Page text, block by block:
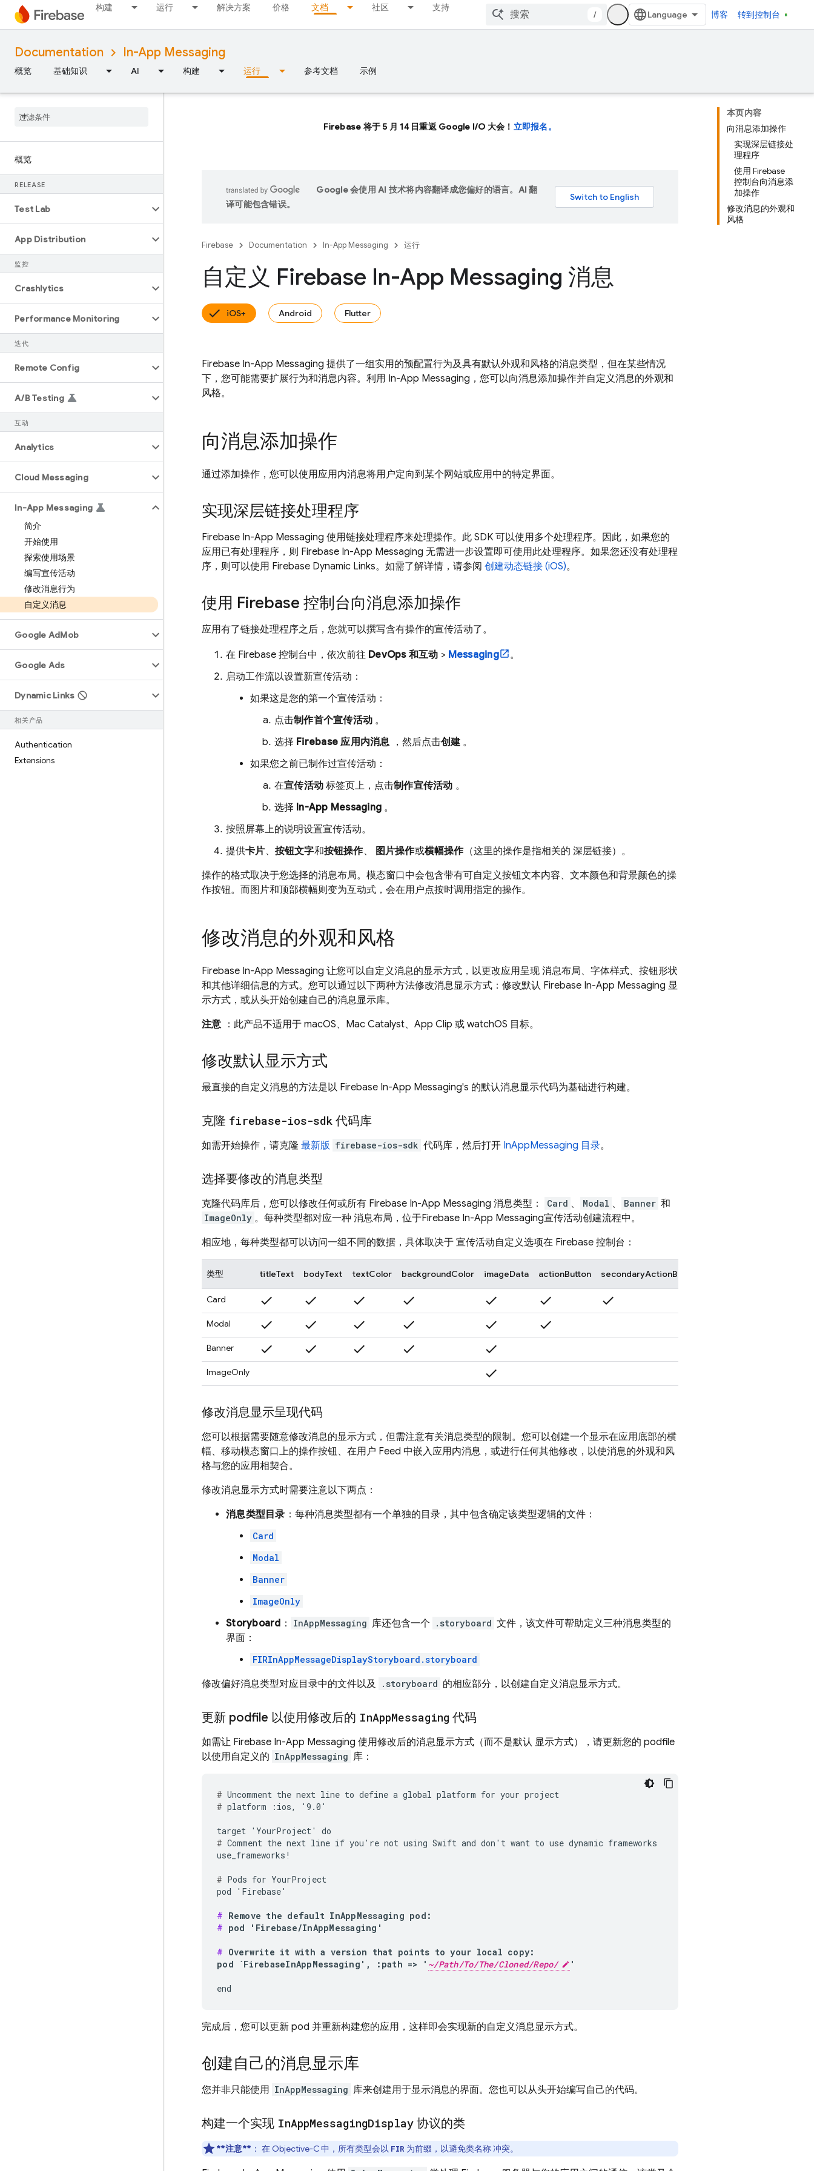
构建 运行 解决方案 价格 文档 社区 支持
/ 博客 转到控制台
Documentation In-App Messaging
概览 基础知识 AI 构建 运行 参考文档 示例
概览
RELEASE
Test Lab
App Distribution
监控
Crashlytics
Performance Monitoring
迭代
Remote Config
A/B Testing
互动
Analytics
Cloud Messaging
In-App Messaging
简介
开始使用
探索使用场景
编写宣传活动
修改消息行为
自定义消息
Google AdMob
Google Ads
Dynamic Links
相关产品
Authentication
Extensions
本页内容
向消息添加操作
实现深层链接处
理程序
使用 Firebase
控制台向消息添
加操作
修改消息的外观和
风格
Firebase 将于 5 月 14 日重返 Google I/O 大会！ 立即报名。
Google 会使用 AI 技术将内容翻译成您偏好的语言。AI 翻
译可能包含错误。
Firebase Documentation In-App Messaging 运行
自定义 Firebase In-App Messaging 消息
iOS+ Android Flutter
Firebase In-App Messaging 提供了一组实用的预配置行为及具有默认外观和风格的消息类型，但在某些情况
下，您可能需要扩展行为和消息内容。利用 In-App Messaging，您可以向消息添加操作并自定义消息的外观和
风格。
向消息添加操作
通过添加操作，您可以使用应用内消息将用户定向到某个网站或应用中的特定界面。
实现深层链接处理程序
Firebase In-App Messaging 使用链接处理程序来处理操作。此 SDK 可以使用多个处理程序。因此，如果您的
应用已有处理程序，则 Firebase In-App Messaging 无需进一步设置即可使用此处理程序。如果您还没有处理程
序，则可以使用 Firebase Dynamic Links。如需了解详情，请参阅 创建动态链接 (iOS)。
使用 Firebase 控制台向消息添加操作
应用有了链接处理程序之后，您就可以撰写含有操作的宣传活动了。
在 Firebase 控制台中，依次前往 DevOps 和互动 > Messaging
。
启动工作流以设置新宣传活动：
如果这是您的第一个宣传活动：
点击制作首个宣传活动 。
选择 Firebase 应用内消息，然后点击创建 。
如果您之前已制作过宣传活动：
在宣传活动 标签页上，点击制作宣传活动 。
选择 In-App Messaging 。
按照屏幕上的说明设置宣传活动。
提供卡片、 按钮文字和按钮操作、 图片操作或横幅操作（这里的操作是指相关的 深层链接）。
操作的格式取决于您选择的消息布局。模态窗口中会包含带有可自定义按钮文本内容、文本颜色和背景颜色的操
作按钮。而图片和顶部横幅则变为互动式，会在用户点按时调用指定的操作。
修改消息的外观和风格
Firebase In-App Messaging 让您可以自定义消息的显示方式，以更改应用呈现 消息布局、字体样式、按钮形状
和其他详细信息的方式。您可以通过以下两种方法修改消息显示方式：修改默认 Firebase In-App Messaging 显
示方式，或从头开始创建自己的消息显示库。
注意：此产品不适用于 macOS、Mac Catalyst、App Clip 或 watchOS 目标。
修改默认显示方式
最直接的自定义消息的方法是以 Firebase In-App Messaging's 的默认消息显示代码为基础进行构建。
克隆 firebase-ios-sdk 代码库
如需开始操作，请克隆 最新版 firebase-ios-sdk 代码库，然后打开 InAppMessaging 目录。
选择要修改的消息类型
克隆代码库后，您可以修改任何或所有 Firebase In-App Messaging 消息类型： Card 、 Modal 、 Banner 和
ImageOnly 。每种类型都对应一种 消息布局，位于Firebase In-App Messaging宣传活动创建流程中。
相应地，每种类型都可以访问一组不同的数据，具体取决于 宣传活动自定义选项在 Firebase 控制台：
类型 titleText bodyText textColor backgroundColor imageData actionButton secondaryActionButton
Card check check check check check check check
Modal check check check check check check
Banner check check check check check
ImageOnly check
修改消息显示呈现代码
您可以根据需要随意修改消息的显示方式，但需注意有关消息类型的限制。您可以创建一个显示在应用底部的横
幅、移动模态窗口上的操作按钮、在用户 Feed 中嵌入应用内消息，或进行任何其他修改，以使消息的外观和风
格与您的应用相契合。
修改消息显示方式时需要注意以下两点：
消息类型目录 ：每种消息类型都有一个单独的目录，其中包含确定该类型逻辑的文件：
Card
Modal
Banner
ImageOnly
Storyboard ： InAppMessaging 库还包含一个 .storyboard 文件，该文件可帮助定义三种消息类型的
界面：
FIRInAppMessageDisplayStoryboard.storyboard
修改偏好消息类型对应目录中的文件以及 .storyboard 的相应部分，以创建自定义消息显示方式。
更新 podfile 以使用修改后的 InAppMessaging 代码
如需让 Firebase In-App Messaging 使用修改后的消息显示方式（而不是默认 显示方式），请更新您的 podfile
以使用自定义的 InAppMessaging 库：
#
# platform :ios, '9.0'
# Comment the next line if you're not using Swift and don't want to use dynamic frameworks
use_frameworks!
# Pods for YourProject
pod 'Firebase'
#
# pod 'Firebase/InAppMessaging'
# Overwrite it with a version that points to your local copy:
pod `FirebaseInAppMessaging', :path => ' ~/Path/To/The/Cloned/Repo/ '
end
完成后，您可以更新 pod 并重新构建您的应用，这样即会实现新的自定义消息显示方式。
创建自己的消息显示库
您并非只能使用 InAppMessaging 库来创建用于显示消息的界面。您也可以从头开始编写自己的代码。
构建一个实现 InAppMessagingDisplay 协议的类
**注意** ： 在 Objective-C 中，所有类型会以 FIR 为前缀，以避免类名称 冲突。